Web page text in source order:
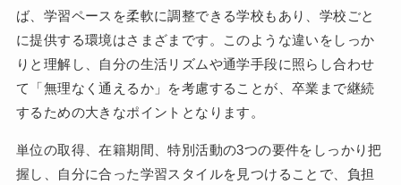
ば、学習ペースを柔軟に調整できる学校もあり、学校ごと
に提供する環境はさまざまです。このような違いをしっか
りと理解し、自分の生活リズムや通学手段に照らし合わせ
て「無理なく通えるか」を考慮することが、卒業まで継続
するための大きなポイントとなります。
単位の取得、在籍期間、特別活動の3つの要件をしっかり把
握し、自分に合った学習スタイルを見つけることで、負担